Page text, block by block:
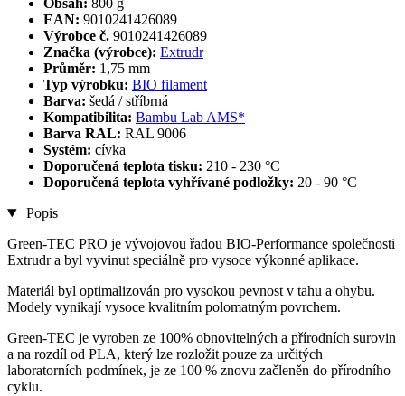
Obsah: 800 g
EAN: 9010241426089
Výrobce č. 9010241426089
Značka (výrobce): Extrudr
Průměr: 1,75 mm
Typ výrobku: BIO filament
Barva: šedá / stříbrná
Kompatibilita: Bambu Lab AMS*
Barva RAL: RAL 9006
Systém: cívka
Doporučená teplota tisku: 210 - 230 °C
Doporučená teplota vyhřívané podložky: 20 - 90 °C
Popis
Green-TEC PRO je vývojovou řadou BIO-Performance společnosti
Extrudr a byl vyvinut speciálně pro vysoce výkonné aplikace.
Materiál byl optimalizován pro vysokou pevnost v tahu a ohybu.
Modely vynikají vysoce kvalitním polomatným povrchem.
Green-TEC je vyroben ze 100% obnovitelných a přírodních surovin
a na rozdíl od PLA, který lze rozložit pouze za určitých
laboratorních podmínek, je ze 100 % znovu začleněn do přírodního
cyklu.